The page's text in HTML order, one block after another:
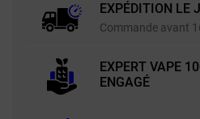
EXPÉDITION LE
Commande avant
EXPERT VAPE
ENGAGÉ